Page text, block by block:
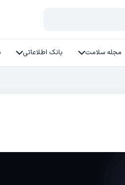
مجله سلامت بانک اطلاعاتی